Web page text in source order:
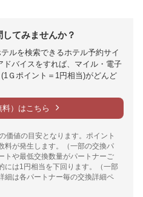
てみませんか？
ルを検索できるホテル予約サイ
ドバイスをすれば、マイル・電子
Ｇポイント＝1円相当)がどんど
）はこちら
価値の目安となります。ポイント
料が発生します。（一部の交換パ
トや最低交換数量がパートナーご
には1円相当を下回ります。（一部
細は各パートナー毎の交換詳細ペ